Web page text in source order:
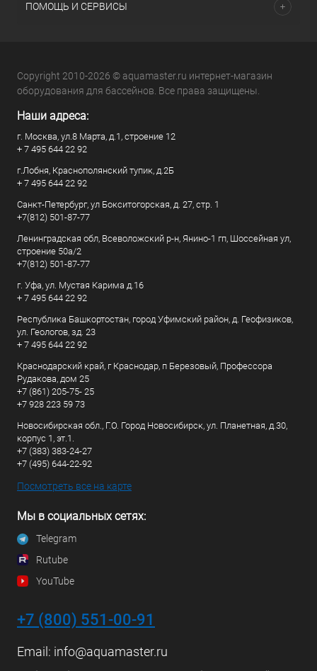
ПОМОЩЬ И СЕРВИСЫ
Copyright 2010-2026 © aquamaster.ru интернет-магазин
оборудования для бассейнов. Все права защищены.
Наши адреса:
г. Москва, ул.8 Марта, д.1, строение 12
+ 7 495 644 22 92
г.Лобня, Краснополянский тупик, д.2Б
+ 7 495 644 22 92
Санкт-Петербург, ул Бокситогорская, д. 27, стр. 1
+7(812) 501-87-77
Ленинградская обл, Всеволожский р-н, Янино-1 гп, Шоссейная ул,
строение 50а/2
+7(812) 501-87-77
г. Уфа, ул. Мустая Карима д.16
+ 7 495 644 22 92
Республика Башкортостан, город Уфимский район, д. Геофизиков,
ул. Геологов, зд. 23
+ 7 495 644 22 92
Краснодарский край, г Краснодар, п Березовый, Профессора
Рудакова, дом 25
+7 (861) 205-75- 25
+7 928 223 59 73
Новосибирская обл., Г.О. Город Новосибирск, ул. Планетная, д.30,
корпус 1, эт.1.
+7 (383) 383-24-27
+7 (495) 644-22-92
Посмотреть все на карте
Мы в социальных сетях:
Telegram
Rutube
YouTube
+7 (800) 551-00-91
Email: info@aquamaster.ru